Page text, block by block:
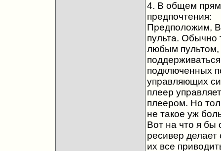
4. В общем
предпочтения:
Предположим,
пульта. Обычно
любым пультом,
подключенных
управляющих
плеер
плеером. Но
не такое уж
Вот на что я бы
ресивер
их все